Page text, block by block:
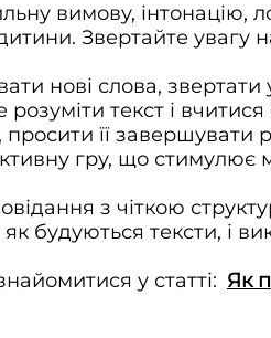
вимову, інтонацію,
Звертайте
нові слова, звертати
текст і
її завершувати
гру, що стимулює
з чіткою
будуються тексти, і
у статті: Як